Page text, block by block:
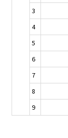
3
4
5
6
7
8
9